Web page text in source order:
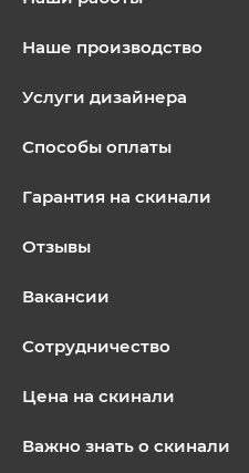
Наше производство
Услуги дизайнера
Способы оплаты
Гарантия на скинали
Отзывы
Вакансии
Сотрудничество
Цена на скинали
Важно знать о скинали